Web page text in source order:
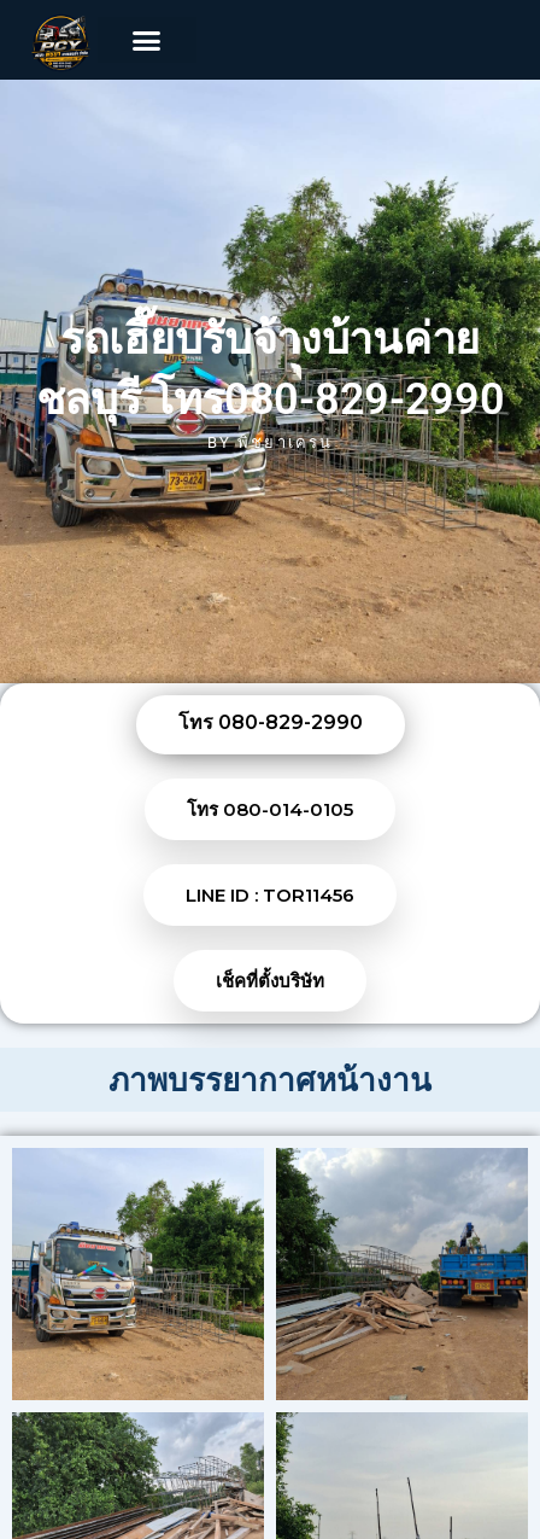
รถเฮี๊ยบรับจ้างบ้านค่าย
ชลบุรี โทร080-829-2990
BYพิชยาเครน
โทร 080-829-2990
โทร 080-014-0105
LINE ID : TOR11456
เช็คที่ตั้งบริษัท
ภาพบรรยากาศหน้างาน